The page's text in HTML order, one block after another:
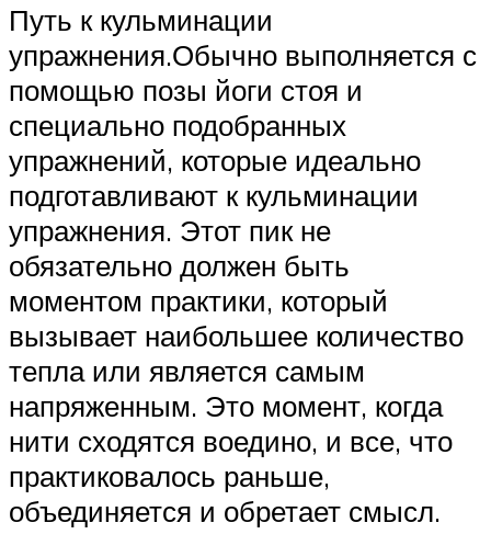
Путь к кульминации
упражнения.Обычно выполняется с
помощью позы йоги стоя и
специально подобранных
упражнений, которые идеально
подготавливают к кульминации
упражнения. Этот пик не
обязательно должен быть
моментом практики, который
вызывает наибольшее количество
тепла или является самым
напряженным. Это момент, когда
нити сходятся воедино, и все, что
практиковалось раньше,
объединяется и обретает смысл.